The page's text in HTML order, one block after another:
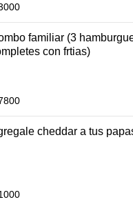
familiar (3
con frtias)
cheddar a tus